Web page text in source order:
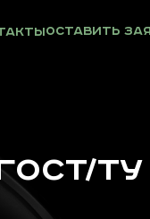
Оставить
ТУ